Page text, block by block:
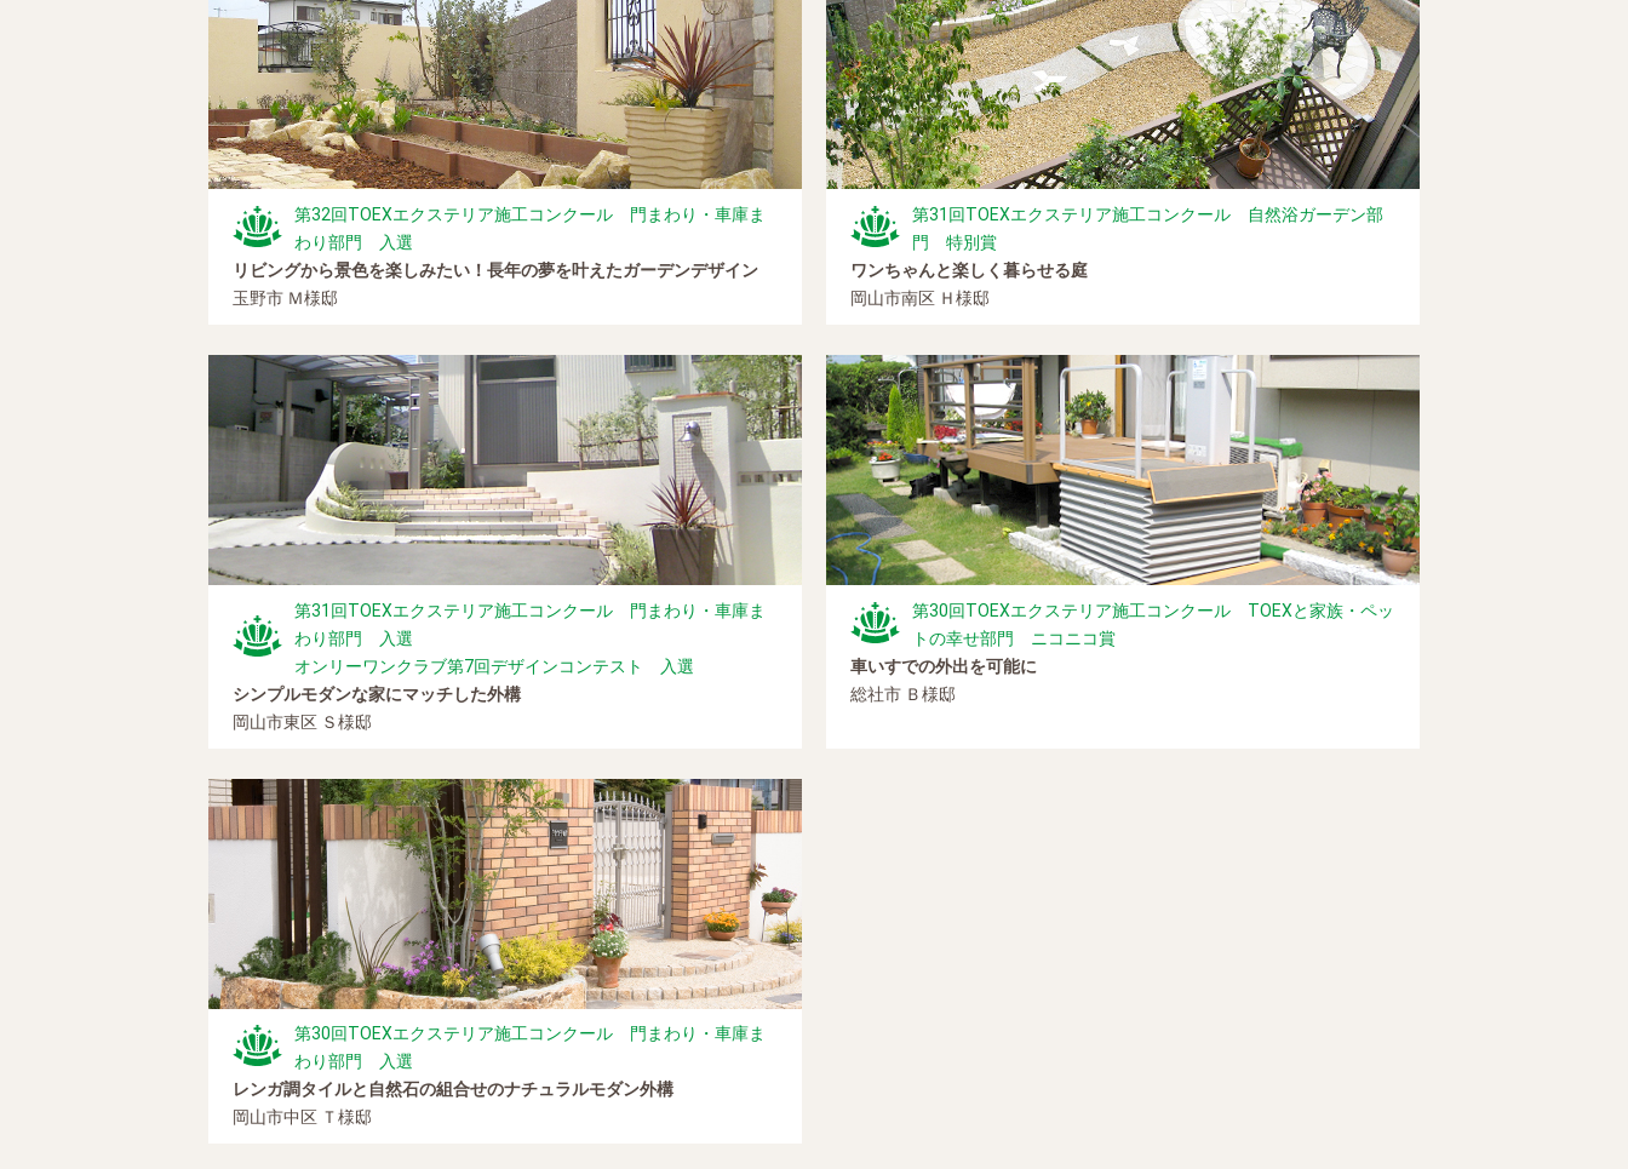
第32回TOEXエクステリア施工コンクール 門まわり・車庫ま
わり部門 入選
リビングから景色を楽しみたい！長年の夢を叶えたガーデンデザイン
玉野市 Ｍ様邸
第31回TOEXエクステリア施工コンクール 自然浴ガーデン部
門 特別賞
ワンちゃんと楽しく暮らせる庭
岡山市南区 Ｈ様邸
第31回TOEXエクステリア施工コンクール 門まわり・車庫ま
わり部門 入選
オンリーワンクラブ第7回デザインコンテスト 入選
シンプルモダンな家にマッチした外構
岡山市東区 Ｓ様邸
第30回TOEXエクステリア施工コンクール TOEXと家族・ペッ
トの幸せ部門 ニコニコ賞
車いすでの外出を可能に
総社市 Ｂ様邸
第30回TOEXエクステリア施工コンクール 門まわり・車庫ま
わり部門 入選
レンガ調タイルと自然石の組合せのナチュラルモダン外構
岡山市中区 Ｔ様邸